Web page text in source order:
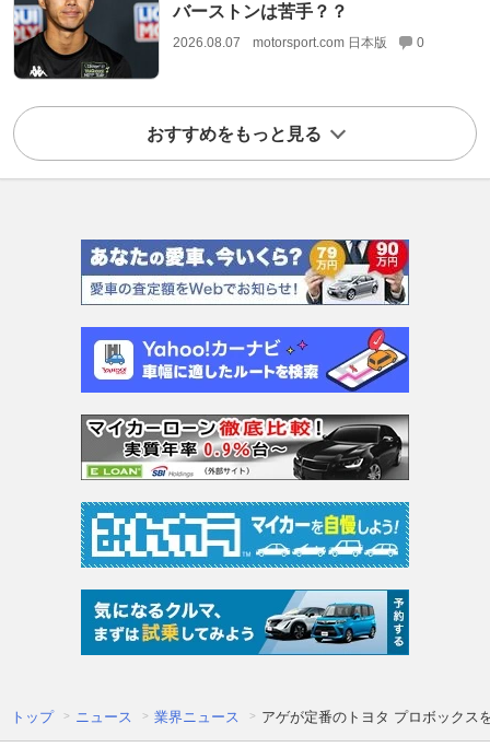
バーストンは苦手？？
2026.08.07 motorsport.com 日本版 0
おすすめをもっと見る
トップ ニュース 業界ニュース アゲが定番のトヨタ プロボックス